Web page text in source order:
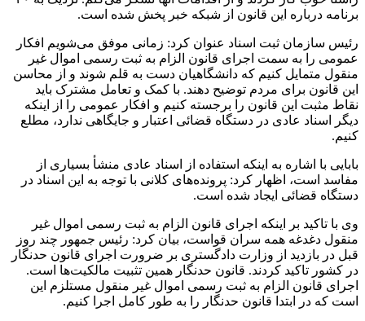
برنامه درباره این قانون از شبکه خبر پخش شده است.
رئیس سازمان ثبت اسناد عنوان کرد: زمانی موفق می‌شویم افکار
عمومی را به سمت اجرای قانون الزام به ثبت رسمی اموال غیر
منقول متمایل کنیم که دانشگاهیان دست به قلم شوند و از محاسن
این قانون برای مردم توضیح دهند. با کمک و تعامل مشترک باید
نقاط مثبت این قانون را برجسته کنیم و افکار عمومی را از اینکه
دیگر اسناد عادی در دستگاه قضائی اعتبار و جایگاهی ندارد، مطلع
کنیم.
بابایی با اشاره به اینکه استفاده از اسناد عادی منشأ بسیاری از
مفاسد است، اظهار کرد: پرونده‌های کلانی با توجه به این اسناد در
دستگاه قضائی ایجاد شده است.
وی با تاکید بر اینکه اجرای قانون الزام به ثبت رسمی اموال غیر
منقول دغدغه همه سران قواست، بیان کرد: رئیس جمهور چند روز
قبل در بازدید از وزارت دادگستری بر ضرورت اجرای قانون حدنگار
در کشور تاکید کردند. قانون حدنگار همین تثبیت مالکیت‌ها است.
اجرای قانون الزام به ثبت رسمی اموال غیر منقول مستلزم این
است که در ابتدا قانون حدنگار را به طور کامل اجرا کنیم.